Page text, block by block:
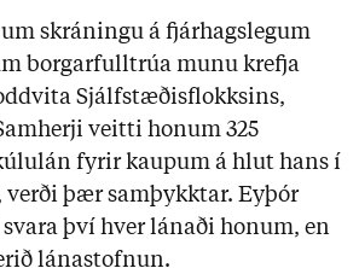
skráningu á fjárhagslegum
borgarfulltrúa munu krefja
Sjálfstæðisflokksins,
veitti honum 325
fyrir kaupum á hlut hans í
þær samþykktar. Eyþór
því hver lánaði honum, en
lánastofnun.